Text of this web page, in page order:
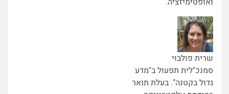
שרית פולבוי
סמנכ"לית תפעול ב"מדע
גדול בקטנה". בעלת תואר